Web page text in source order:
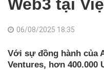
Web3 tại
06/08/2025 18:35
Với sự đồng hành của
Ventures, hơn 400.000